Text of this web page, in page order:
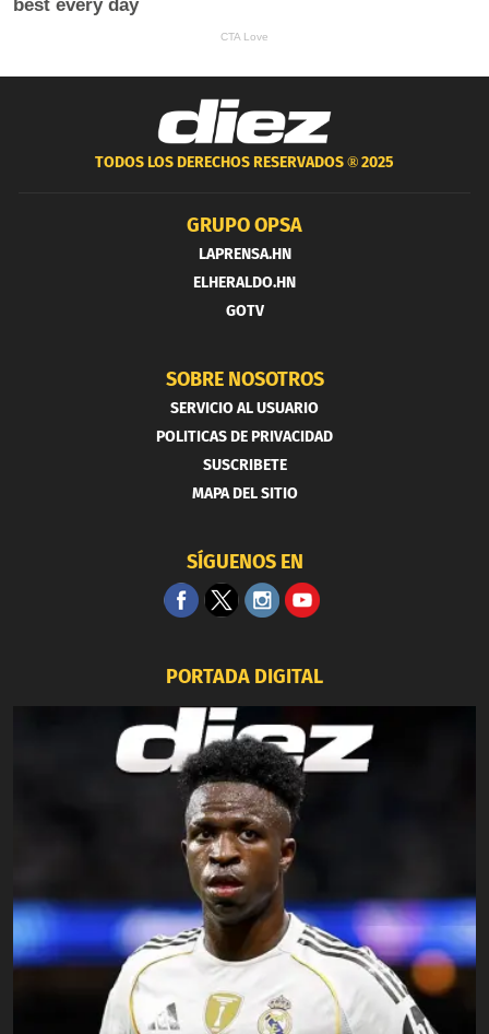
TODOS LOS DERECHOS RESERVADOS ®2025
GRUPO OPSA
LAPRENSA.HN
ELHERALDO.HN
GOTV
SOBRE NOSOTROS
SERVICIO AL USUARIO
POLITICAS DE PRIVACIDAD
SUSCRIBETE
MAPA DEL SITIO
SÍGUENOS EN
PORTADA DIGITAL